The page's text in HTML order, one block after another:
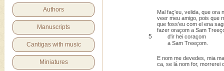
Authors
Manuscripts
Cantigas with music
Miniatures
Mal faç'eu, velida, que ora
veer meu amigo, pois que
que foss'eu com el ena
fazer oraçom a Sam
5
d'ir hei coraçom
a Sam Treeçom.
E nom me devedes, mia
ca, se lá nom for, morrerei